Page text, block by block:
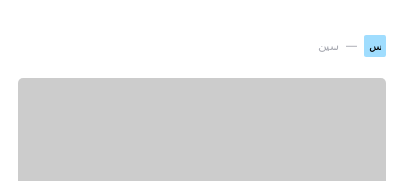
س سين